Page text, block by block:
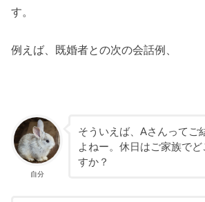
す。
例えば、既婚者との次の会話例、
自分
そういえば、Aさんってご
よねー。休日はご家族で
すか？